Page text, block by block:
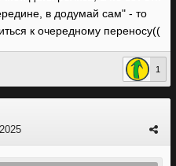
в додумай сам" - то
к очередному переносу((
1